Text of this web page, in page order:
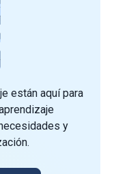
están aquí para
y